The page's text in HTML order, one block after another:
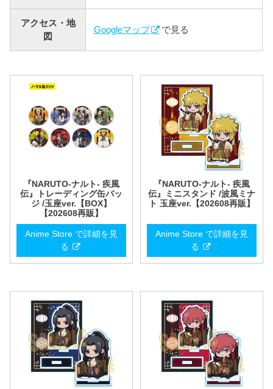
アクセス・地
図
Googleマップ で見る
『NARUTO-ナルト- 疾風
伝』トレーディング缶バッ
ジ /玉座ver.【BOX】
【202608再販】
Anime Store で詳細を見
る
『NARUTO-ナルト- 疾風
伝』ミニスタンド /波風ミナ
ト 玉座ver.【202608再販】
Anime Store で詳細を見
る